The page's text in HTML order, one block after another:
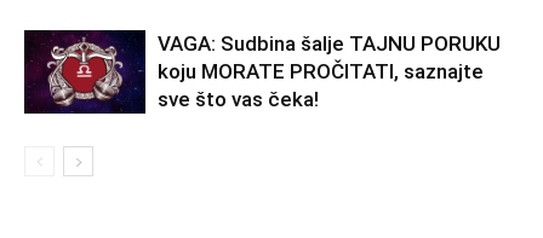
VAGA: Sudbina šalje TAJNU PORUKU
koju MORATE PROČITATI, saznajte
sve što vas čeka!